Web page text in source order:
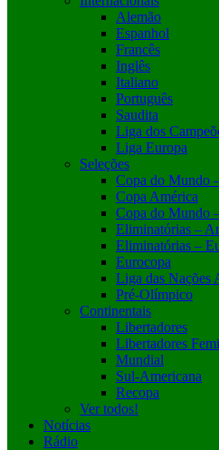
Alemão
Espanhol
Francês
Inglês
Italiano
Português
Saudita
Liga dos
Liga Europa
Seleções
Copa do Mundo
Copa América
Copa do Mundo
Eliminatórias –
Eliminatórias –
Eurocopa
Liga das Nações
Pré-Olímpico
Continentais
Libertadores
Libertadores
Mundial
Sul-Americana
Recopa
Ver todos!
Notícias
Rádio